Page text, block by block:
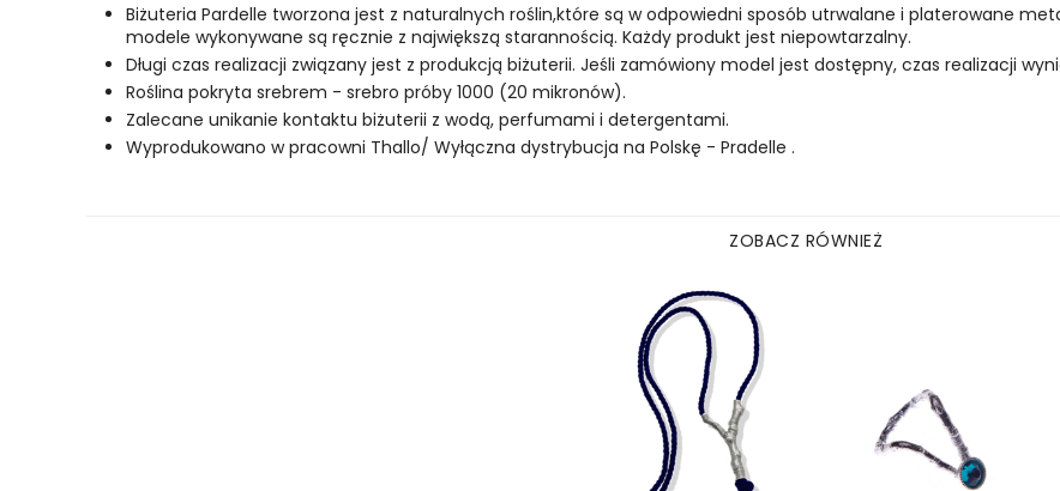
Biżuteria Pardelle tworzona jest z naturalnych roślin,które są w odpowiedni sposób utrwalane i platerowane
modele wykonywane są ręcznie z największą starannością. Każdy produkt jest niepowtarzalny.
Długi czas realizacji związany jest z produkcją biżuterii. Jeśli zamówiony model jest dostępny, czas realizacji
Roślina pokryta srebrem - srebro próby 1000 (20 mikronów).
Zalecane unikanie kontaktu biżuterii z wodą, perfumami i detergentami.
Wyprodukowano w pracowni Thallo/ Wyłączna dystrybucja na Polskę - Pradelle .
ZOBACZ RÓWNIEŻ